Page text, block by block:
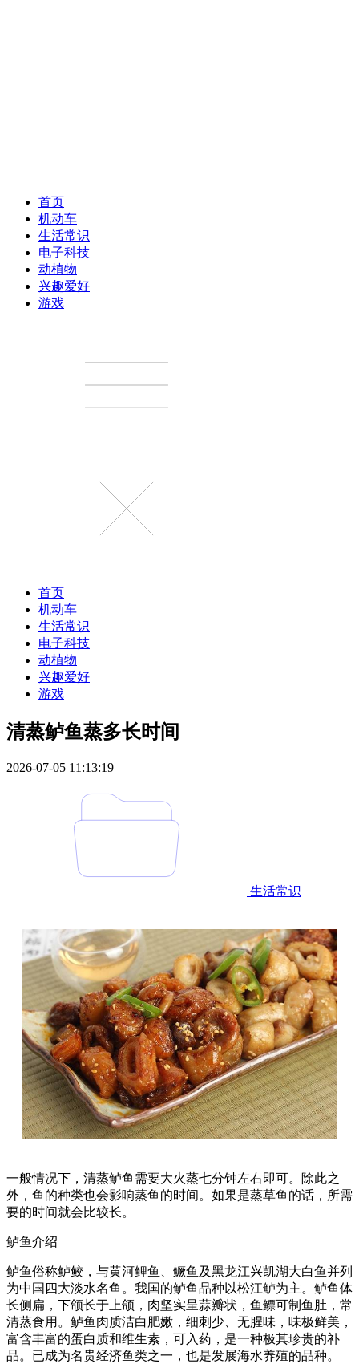
首页
机动车
生活常识
电子科技
动植物
兴趣爱好
游戏
首页
机动车
生活常识
电子科技
动植物
兴趣爱好
游戏
清蒸鲈鱼蒸多长时间
2026-07-05 11:13:19
生活常识
一般情况下，清蒸鲈鱼需要大火蒸七分钟左右即可。除此之
外，鱼的种类也会影响蒸鱼的时间。如果是蒸草鱼的话，所需
要的时间就会比较长。
鲈鱼介绍
鲈鱼俗称鲈鲛，与黄河鲤鱼、鳜鱼及黑龙江兴凯湖大白鱼并列
为中国四大淡水名鱼。我国的鲈鱼品种以松江鲈为主。鲈鱼体
长侧扁，下颌长于上颌，肉坚实呈蒜瓣状，鱼鳔可制鱼肚，常
清蒸食用。鲈鱼肉质洁白肥嫩，细刺少、无腥味，味极鲜美，
富含丰富的蛋白质和维生素，可入药，是一种极其珍贵的补
品。已成为名贵经济鱼类之一，也是发展海水养殖的品种。